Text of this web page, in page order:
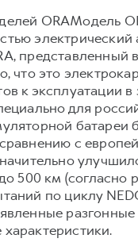
ORAМодель
электрический
представленный
что это
к эксплуатации
для
батареи
с
500 км (согласно
по циклу
разгонные